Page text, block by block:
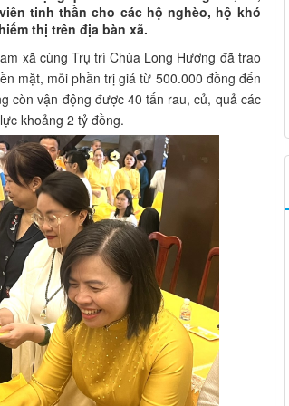
tinh thần cho các hộ nghèo, hộ khó
thị trên địa bàn xã.
xã cùng Trụ trì Chùa Long Hương đã trao
mặt, mỗi phần trị giá từ 500.000 đồng đến
còn vận động được 40 tấn rau, củ, quả các
khoảng 2 tỷ đồng.